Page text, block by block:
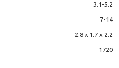
3.1-5.2
7-14
2.8 x 1.7 x 2.2
1720